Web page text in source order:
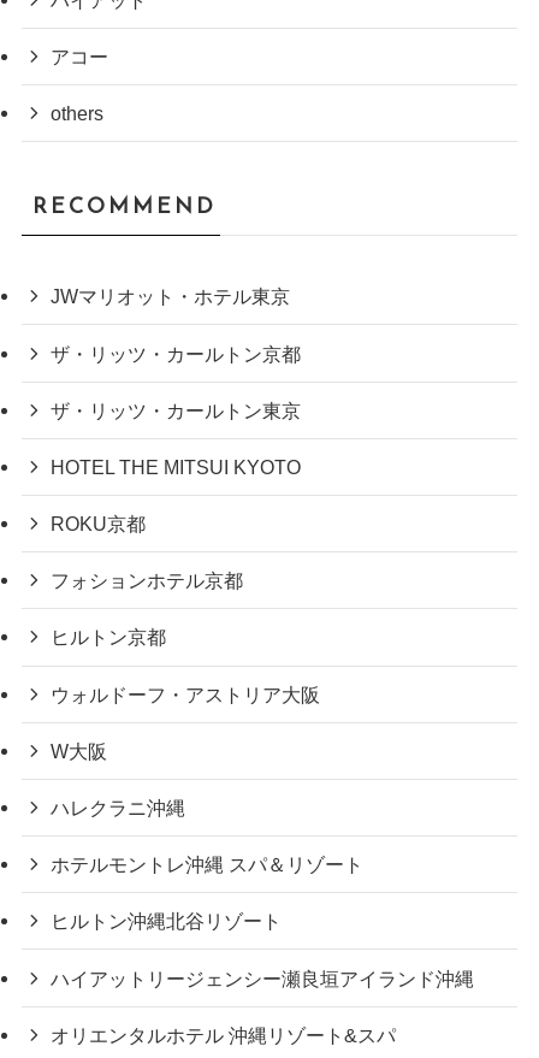
アコー
others
RECOMMEND
JWマリオット・ホテル東京
ザ・リッツ・カールトン京都
ザ・リッツ・カールトン東京
HOTEL THE MITSUI KYOTO
ROKU京都
フォションホテル京都
ヒルトン京都
ウォルドーフ・アストリア大阪
W大阪
ハレクラニ沖縄
ホテルモントレ沖縄 スパ＆リゾート
ヒルトン沖縄北谷リゾート
ハイアットリージェンシー瀬良垣アイランド沖縄
オリエンタルホテル 沖縄リゾート&スパ